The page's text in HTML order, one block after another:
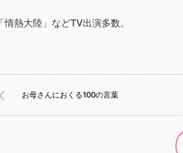
「情熱大陸」などTV出演多数。
お母さんにおくる100の言葉